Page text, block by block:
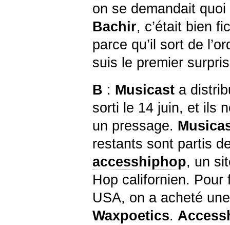
on se demandait
Bachir, c’était bien
parce qu’il sort de
suis le premier
B : Musicast a
sorti le 14 juin, et ils
un pressage.
restants sont partis
accesshiphop, un
Hop californien.
USA, on a acheté
Waxpoetics.